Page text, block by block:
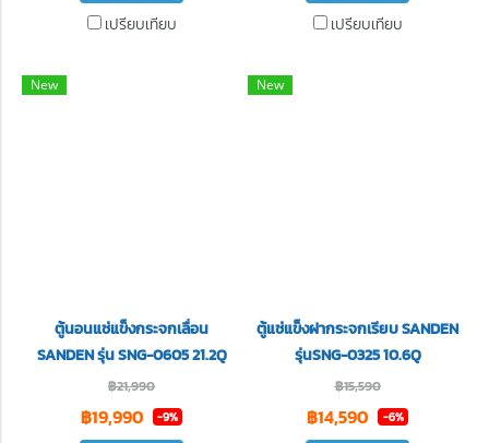
เปรียบเทียบ
เปรียบเทียบ
New
ตู้นอนแช่แข็งกระจกเลื่อน
SANDEN รุ่น SNG-0605 21.2Q
฿21,990
฿19,990 -9%
New
ตู้แช่แข็งฝากระจกเรียบ SANDEN
รุ่นSNG-0325 10.6Q
฿15,590
฿14,590 -6%